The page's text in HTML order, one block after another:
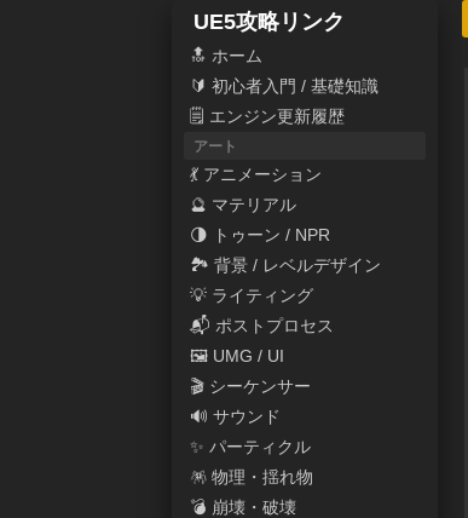
UE5攻略リンク
🔝 ホーム
🔰 初心者入門 / 基礎知識
🗒 エンジン更新履歴
アート
💃 アニメーション
🔮 マテリアル
🌗 トゥーン / NPR
🏞 背景 / レベルデザイン
💡 ライティング
📬 ポストプロセス
🖼 UMG / UI
🎬 シーケンサー
🔊 サウンド
✨ パーティクル
🪅 物理・揺れ物
💣 崩壊・破壊